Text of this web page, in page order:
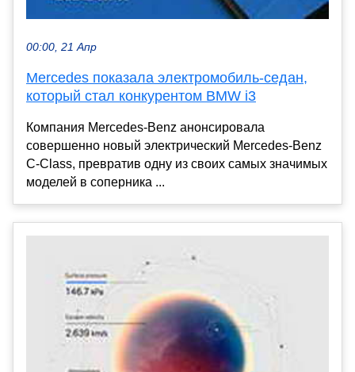
00:00, 21 Апр
Mercedes показала электромобиль-седан,
который стал конкурентом BMW i3
Компания Mercedes-Benz анонсировала
совершенно новый электрический Mercedes-Benz
C-Class, превратив одну из своих самых значимых
моделей в соперника ...